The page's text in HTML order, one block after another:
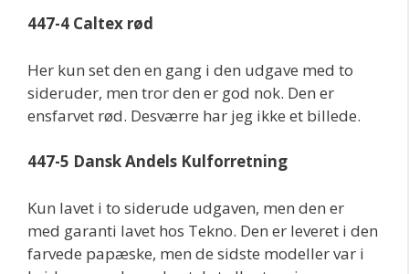
447-4 Caltex rød
Her kun set den en gang i den udgave med to
sideruder, men tror den er god nok. Den er
ensfarvet rød. Desværre har jeg ikke et billede.
447-5 Dansk Andels Kulforretning
Kun lavet i to siderude udgaven, men den er
med garanti lavet hos Tekno. Den er leveret i den
farvede papæske, men de sidste modeller var i